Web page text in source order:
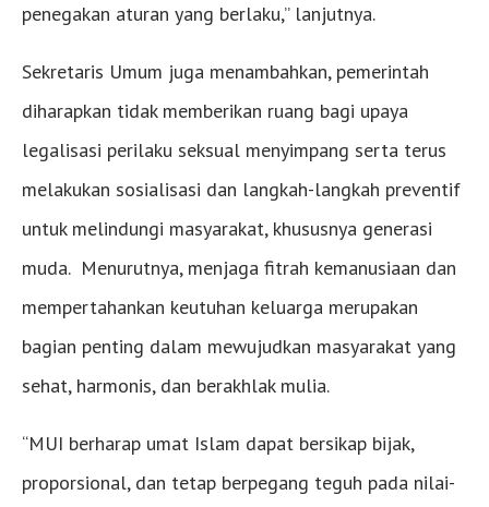
penegakan aturan yang berlaku,” lanjutnya.
Sekretaris Umum juga menambahkan, pemerintah
diharapkan tidak memberikan ruang bagi upaya
legalisasi perilaku seksual menyimpang serta terus
melakukan sosialisasi dan langkah-langkah preventif
untuk melindungi masyarakat, khususnya generasi
muda. Menurutnya, menjaga fitrah kemanusiaan dan
mempertahankan keutuhan keluarga merupakan
bagian penting dalam mewujudkan masyarakat yang
sehat, harmonis, dan berakhlak mulia.
“MUI berharap umat Islam dapat bersikap bijak,
proporsional, dan tetap berpegang teguh pada nilai-